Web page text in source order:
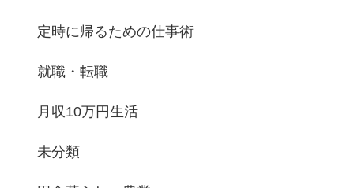
定時に帰るための仕事術
就職・転職
月収10万円生活
未分類